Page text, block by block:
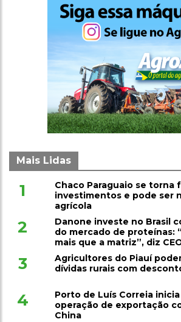
Mais Lidas
1
Chaco Paraguaio se torna
investimentos e pode ser
agrícola
2
Danone investe no Brasil
do mercado de proteínas:
mais que a matriz”, diz
3
Agricultores do Piauí
dívidas rurais com
4
Porto de Luís Correia
operação de exportação
China